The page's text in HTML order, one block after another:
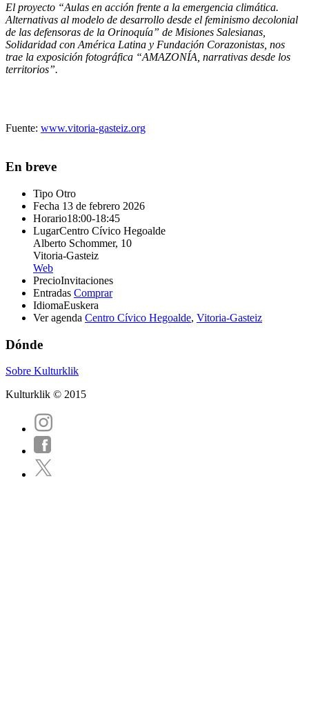
El proyecto “Aulas en acción frente a la emergencia climática.
Alternativas al modelo de desarrollo desde el feminismo decolonial
de las defensoras de la Orinoquía” de Misiones Salesianas,
Solidaridad con América Latina y Fundación Corazonistas, nos
trae la exposición fotográfica “AMAZONÍA, narrativas desde los
territorios”.
Fuente: www.vitoria-gasteiz.org
En breve
Tipo Otro
Fecha 13 de febrero 2026
Horario18:00-18:45
LugarCentro Cívico Hegoalde
Alberto Schommer, 10
Vitoria-Gasteiz
Web
PrecioInvitaciones
Entradas Comprar
IdiomaEuskera
Ver agenda Centro Cívico Hegoalde, Vitoria-Gasteiz
Dónde
Sobre Kulturklik
Kulturklik © 2015